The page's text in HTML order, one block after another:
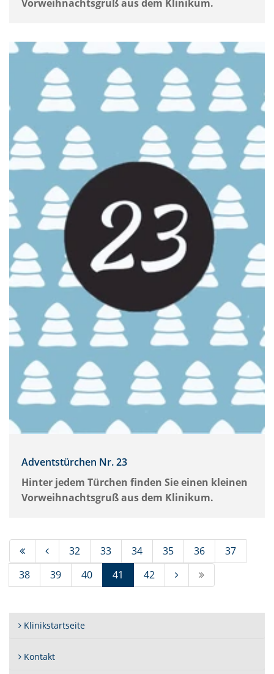
Vorweihnachtsgruß aus dem Klinikum.
Adventstürchen Nr. 23
Hinter jedem Türchen finden Sie einen kleinen
Vorweihnachtsgruß aus dem Klinikum.
32 33 34 35 36
37
38
39 40 41 (Standort)
42
Klinikstartseite
Kontakt